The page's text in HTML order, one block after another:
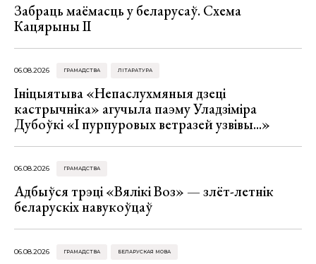
Забраць маёмасць у беларусаў. Схема
Кацярыны ІІ
06.08.2026 ГРАМАДСТВА ЛІТАРАТУРА
Ініцыятыва «Непаслухмяныя дзеці
кастрычніка» агучыла паэму Уладзіміра
Дубоўкі «І пурпуровых ветразей узвівы...»
06.08.2026 ГРАМАДСТВА
Адбыўся трэці «Вялікі Воз» — злёт-летнік
беларускіх навукоўцаў
06.08.2026 ГРАМАДСТВА БЕЛАРУСКАЯ МОВА